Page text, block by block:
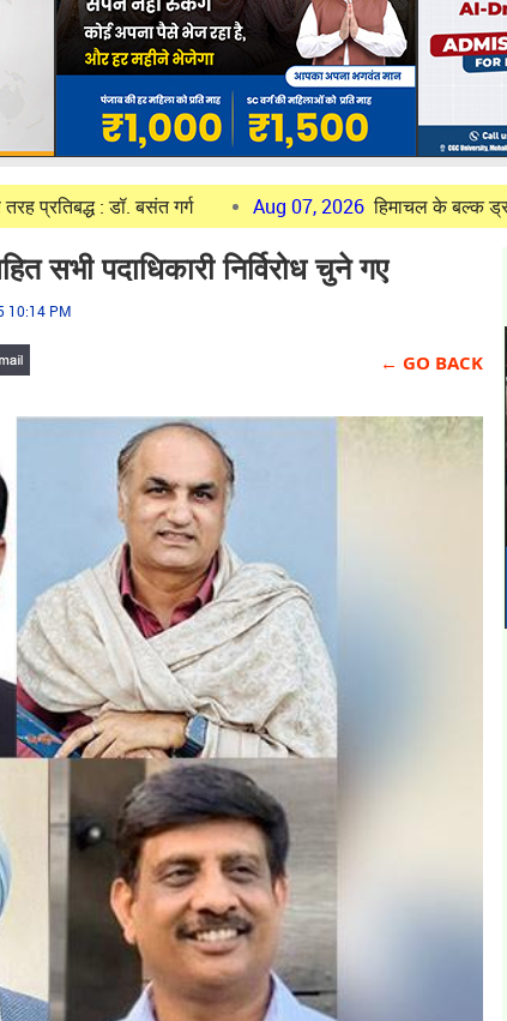
डॉ. बसंत गर्ग Aug 07, 2026 हिमाचल के बल्क ड्रग पार्क की
पदाधिकारी निर्विरोध चुने गए
10:14 PM
← GO BACK